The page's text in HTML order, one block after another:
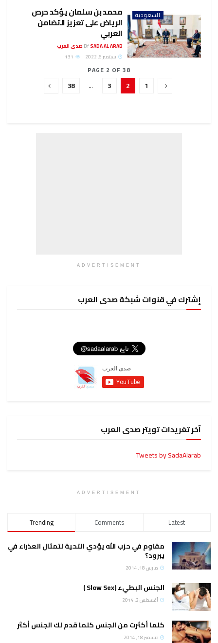
السعودية محمد بن سلمان يؤكد حرص
الرياض على تعزيز التضامن
العربي
BYSADA AL ARAB صدى العرب
سبتمبر 6, 2022
PAGE 2 OF 38
1
2
3
…
38
ADVERTISEMENT
إشترك في قنوات شبكة صدى العرب
آخر تغريدات تويتر صدى العرب
Tweets by SadaAlarab
ADVERTISEMENT
Trending Comments Latest
مقاوم في حزب الله يؤدي التحية لتمثال العذراء في
يبرود؟
مارس 18, 2014
الجنس البطيء (Slow Sex )
أغسطس 2, 2014
كلما أكثرت من الجنس كلما قدم لك الجنس أكثر
ديسمبر 18, 2014